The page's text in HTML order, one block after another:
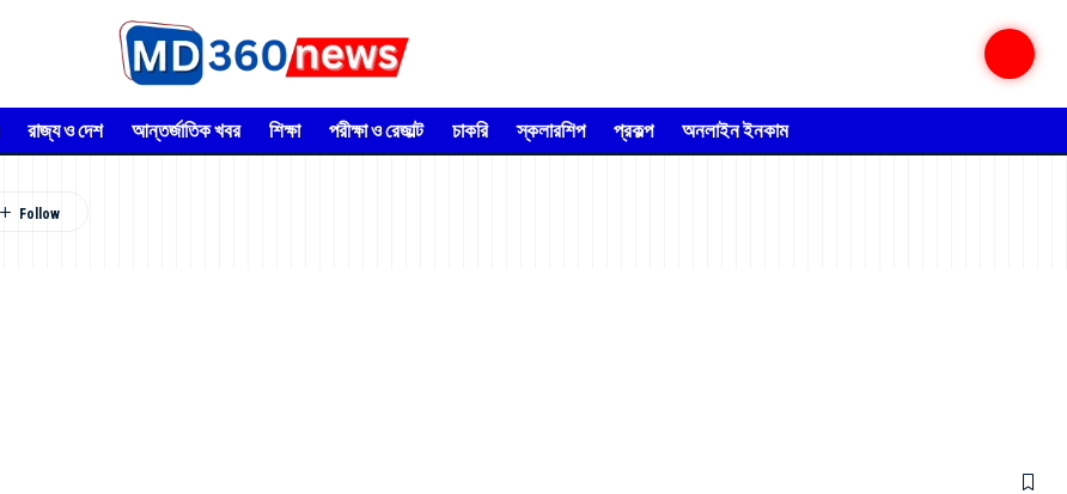
রাজ্য ও দেশ আন্তর্জাতিক খবর শিক্ষা পরীক্ষা ও রেজাল্ট চাকরি স্কলারশিপ প্রকল্প অনলাইন ইনকাম